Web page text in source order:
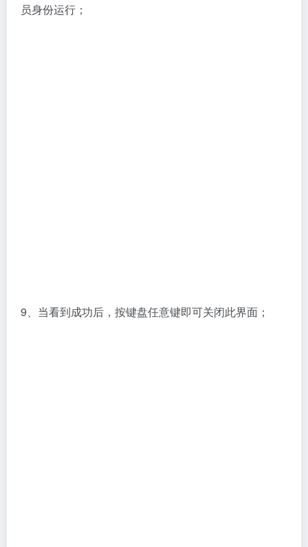
员身份运行；
9、当看到成功后，按键盘任意键即可关闭此界面；